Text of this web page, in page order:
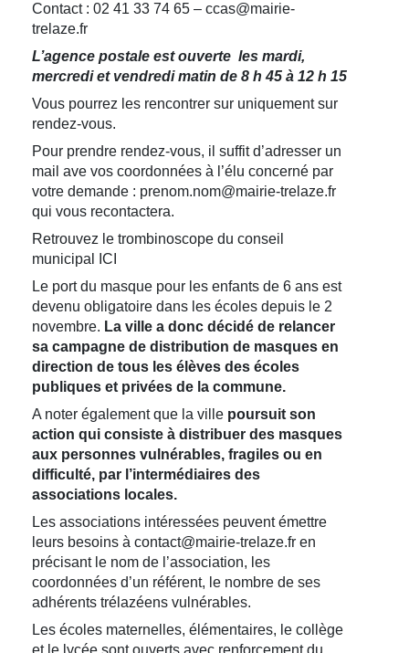
Contact : 02 41 33 74 65 – ccas@mairie-
trelaze.fr
L’agence postale est ouverte les mardi,
mercredi et vendredi matin de 8 h 45 à 12 h 15
Vous pourrez les rencontrer sur uniquement sur
rendez-vous.
Pour prendre rendez-vous, il suffit d’adresser un
mail ave vos coordonnées à l’élu concerné par
votre demande : prenom.nom@mairie-trelaze.fr
qui vous recontactera.
Retrouvez le trombinoscope du conseil
municipal ICI
Le port du masque pour les enfants de 6 ans est
devenu obligatoire dans les écoles depuis le 2
novembre. La ville a donc décidé de relancer
sa campagne de distribution de masques en
direction de tous les élèves des écoles
publiques et privées de la commune.
A noter également que la ville poursuit son
action qui consiste à distribuer des masques
aux personnes vulnérables, fragiles ou en
difficulté, par l’intermédiaires des
associations locales.
Les associations intéressées peuvent émettre
leurs besoins à contact@mairie-trelaze.fr en
précisant le nom de l’association, les
coordonnées d’un référent, le nombre de ses
adhérents trélazéens vulnérables.
Les écoles maternelles, élémentaires, le collège
et le lycée sont ouverts avec renforcement du